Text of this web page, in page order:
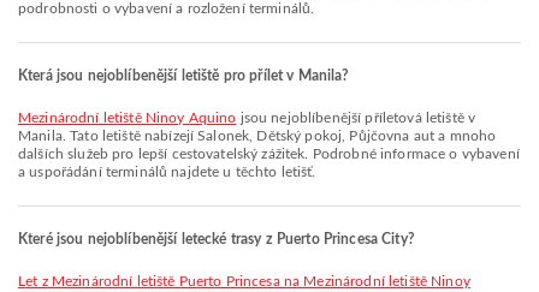
podrobnosti o vybavení a rozložení terminálů.
Která jsou nejoblíbenější letiště pro přílet v Manila?
Mezinárodní letiště Ninoy Aquino jsou nejoblíbenější příletová letiště v
Manila. Tato letiště nabízejí Salonek, Dětský pokoj, Půjčovna aut a mnoho
dalších služeb pro lepší cestovatelský zážitek. Podrobné informace o vybavení
a uspořádání terminálů najdete u těchto letišť.
Které jsou nejoblíbenější letecké trasy z Puerto Princesa City?
let z Mezinárodní letiště Puerto Princesa na Mezinárodní letiště Ninoy